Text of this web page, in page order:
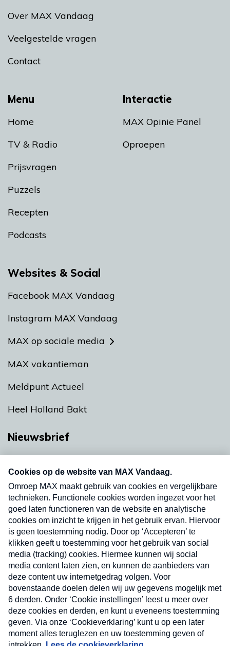
Menu
Home
TV & Radio
Prijsvragen
Puzzels
Recepten
Podcasts
Interactie
MAX Opinie Panel
Oproepen
Over MAX Vandaag
Veelgestelde vragen
Contact
Websites & Social
Facebook MAX Vandaag
Instagram MAX Vandaag
MAX op sociale media
MAX vakantieman
Meldpunt Actueel
Heel Holland Bakt
Nieuwsbrief
nieuwsbrief. Elke vrijdag- en dinsdagochtend in
uw mailbox.
Verzend
Nieuwsbrief
Neem hier een gratis abonnement op onze
nieuwsbrief. Elke vrijdag- en dinsdagochtend in uw